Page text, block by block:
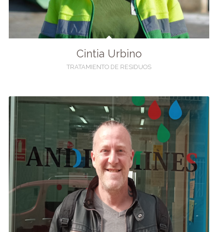
Cintia Urbino
TRATAMIENTO DE RESIDUOS